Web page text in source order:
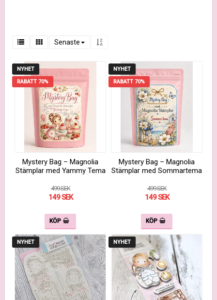
Senaste
NYHET
RABATT 70%
Mystery Bag – Magnolia
Stämplar med Yammy Tema
499 SEK
149 SEK
KÖP
NYHET
RABATT 70%
Mystery Bag – Magnolia
Stämplar med Sommartema
499 SEK
149 SEK
KÖP
NYHET NYHET